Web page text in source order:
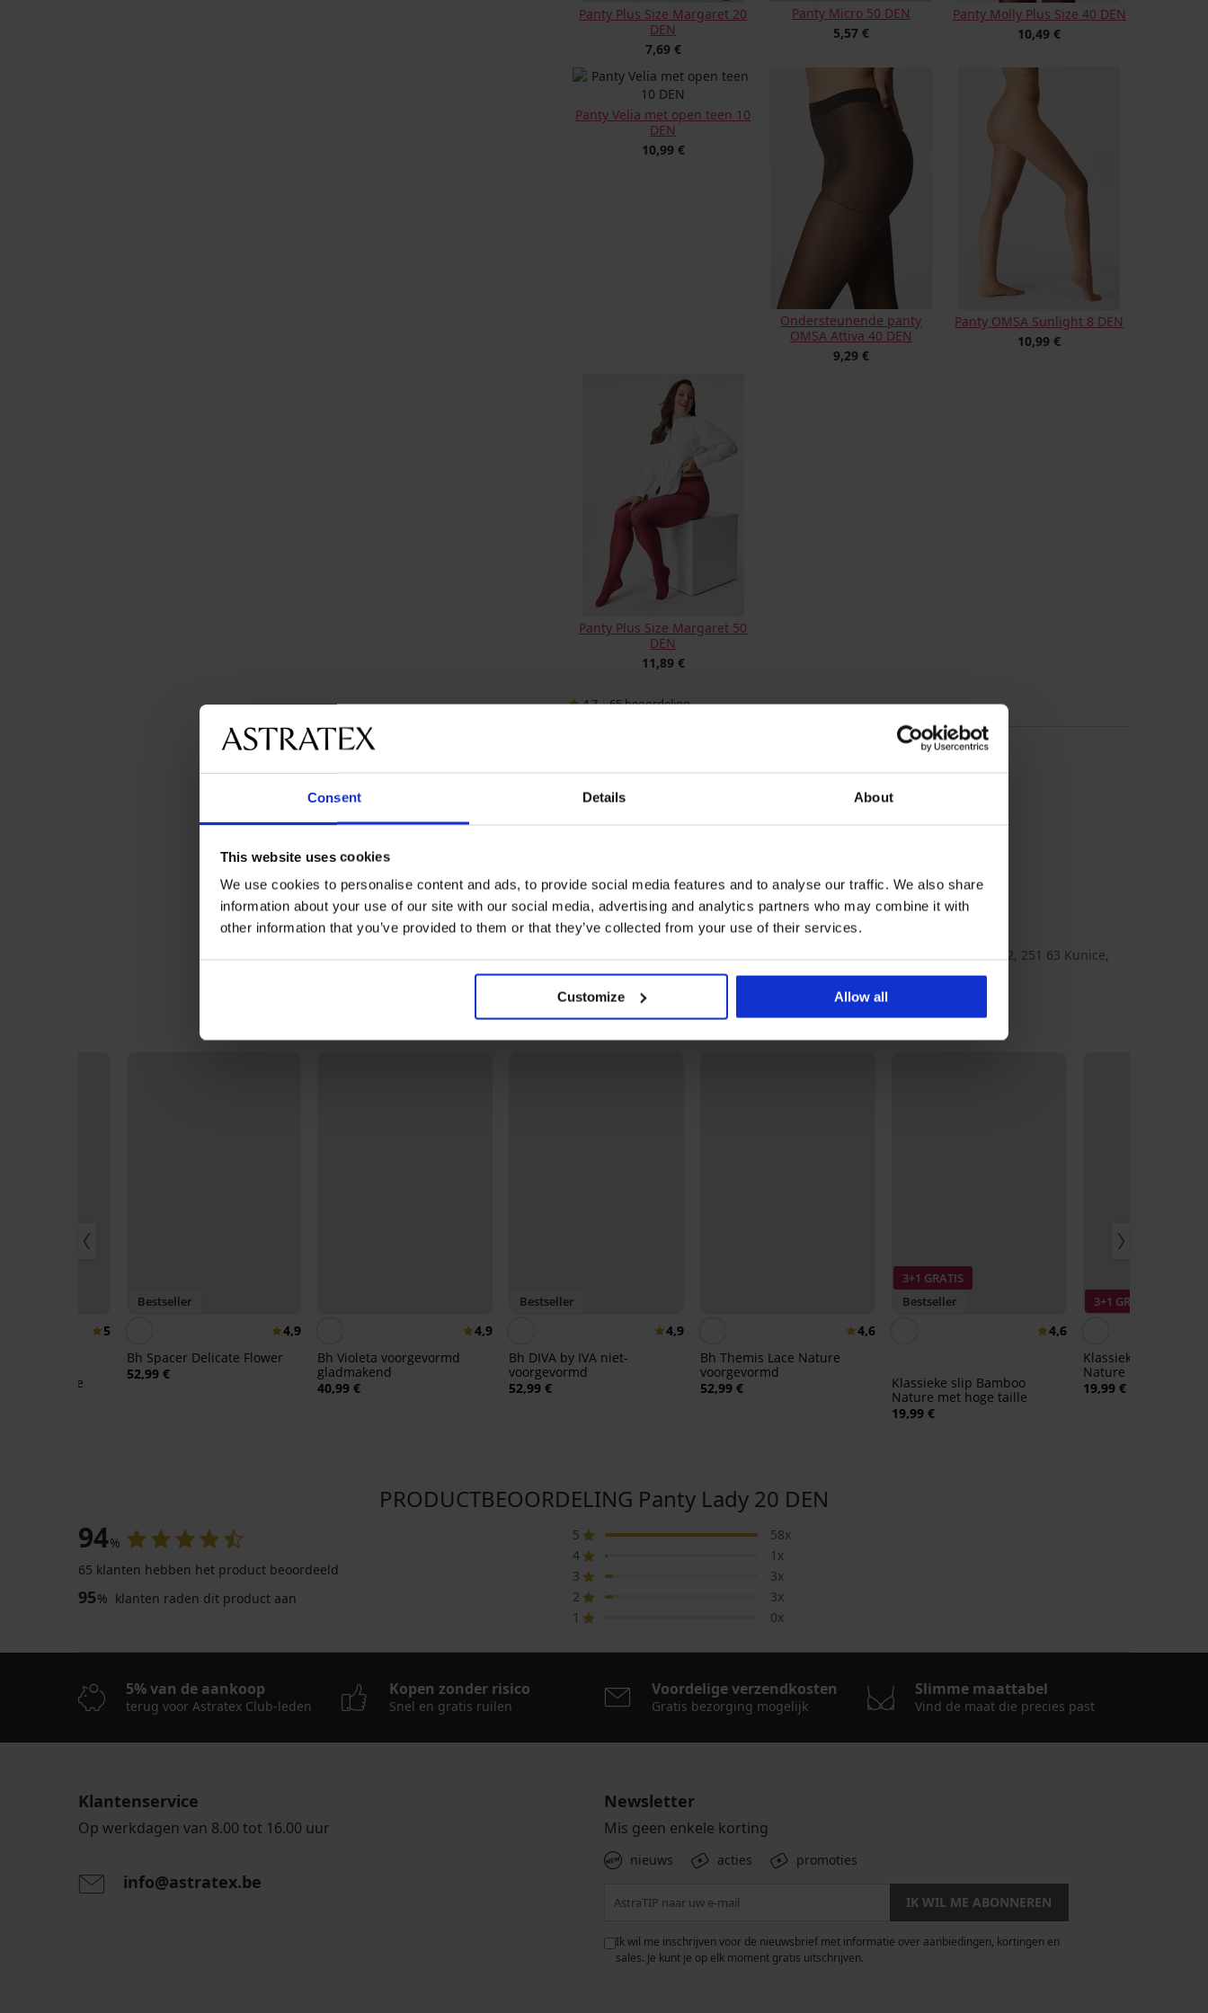
Consent Details About
This website uses cookies
We use cookies to personalise content and ads, to provide social media features and to analyse our traffic. We also share
information about your use of our site with our social media, advertising and analytics partners who may combine it with
other information that you’ve provided to them or that they’ve collected from your use of their services.
Customize Allow all
Panty Plus Size Margaret 20
DEN
7,69 €
Panty Micro 50 DEN
5,57 €
Panty Molly Plus Size 40 DEN
10,49 €
Panty Velia met open teen 10
DEN
10,99 €
Ondersteunende panty
OMSA Attiva 40 DEN
9,29 €
Panty OMSA Sunlight 8 DEN
10,99 €
Panty Plus Size Margaret 50
DEN
11,89 €
4,7|65beoordeling
Versterkte shorts-gedeelte
Verstevigde punt
Materiaal
89% polyamide, 7
Artikelcode
Ladytights20_pun
Merk
lady B
Fuski BOMA s.r.o., adres: K Bytovkám 222, 251 63 Kunice,
Czechia, e-mail: info@boma.cz
Misschien vindt u dit ook leuk
5
Lady Grace
Bestseller
4,9
Bh Spacer Delicate Flower
52,99 €
4,9
Bh Violeta voorgevormd
gladmakend
40,99 €
Bestseller
4,9
Bh DIVA by IVA niet-
voorgevormd
52,99 €
4,6
Bh Themis Lace Nature
voorgevormd
52,99 €
3+1 GRATIS
Bestseller
4,6
Klassieke slip Bamboo
Nature met hoge taille
19,99 €
3+1 GRATIS
Klassieke slip
Nature
19,99 €
PRODUCTBEOORDELING Panty Lady 20 DEN
94%
65 klanten hebben het product beoordeeld
95% klanten raden dit product aan
5
58x
4
1x
3
3x
2
3x
1
0x
5% van de aankoop
terug voor Astratex Club-leden
Kopen zonder risico
Snel en gratis ruilen
Voordelige verzendkosten
Gratis bezorging mogelijk
Slimme maattabel
Vind de maat die precies past
Klantenservice
Op werkdagen van 8.00 tot 16.00 uur
info@astratex.be
Newsletter
Mis geen enkele korting
nieuws acties promoties
IK WIL ME ABONNEREN
Ik wil me inschrijven voor de nieuwsbrief met informatie over aanbiedingen, kortingen en
sales. Je kunt je op elk moment gratis uitschrijven.